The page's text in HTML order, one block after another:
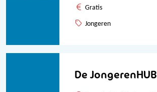
Gratis
Jongeren
De JongerenHUB